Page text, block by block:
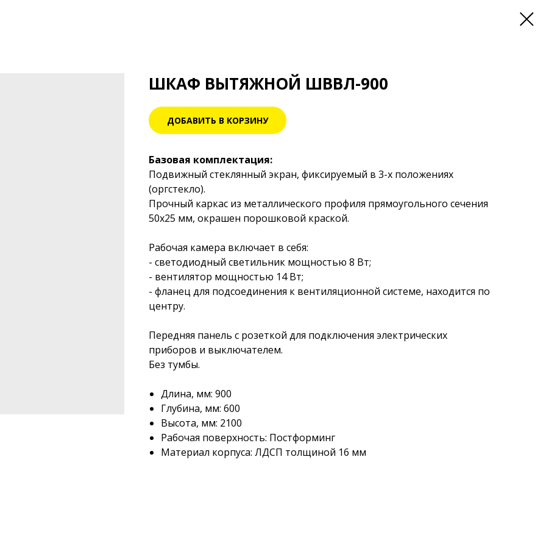
ШКАФ ВЫТЯЖНОЙ ШВВЛ-900
ДОБАВИТЬ В КОРЗИНУ
Базовая комплектация:
Подвижный стеклянный экран, фиксируемый в 3-х положениях
(оргстекло).
Прочный каркас из металлического профиля прямоугольного сечения
50х25 мм, окрашен порошковой краской.
Рабочая камера включает в себя:
- светодиодный светильник мощностью 8 Вт;
- вентилятор мощностью 14 Вт;
- фланец для подсоединения к вентиляционной системе, находится по
центру.
Передняя панель с розеткой для подключения электрических
приборов и выключателем.
Без тумбы.
Длина, мм: 900
Глубина, мм: 600
Высота, мм: 2100
Рабочая поверхность: Постформинг
Материал корпуса: ЛДСП толщиной 16 мм